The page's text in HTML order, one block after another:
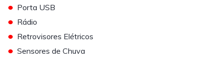
• Porta USB
• Rádio
• Retrovisores Elétricos
• Sensores de Chuva